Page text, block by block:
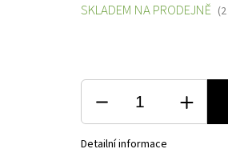
SKLADEM NA PRODEJNĚ
Detailní informace